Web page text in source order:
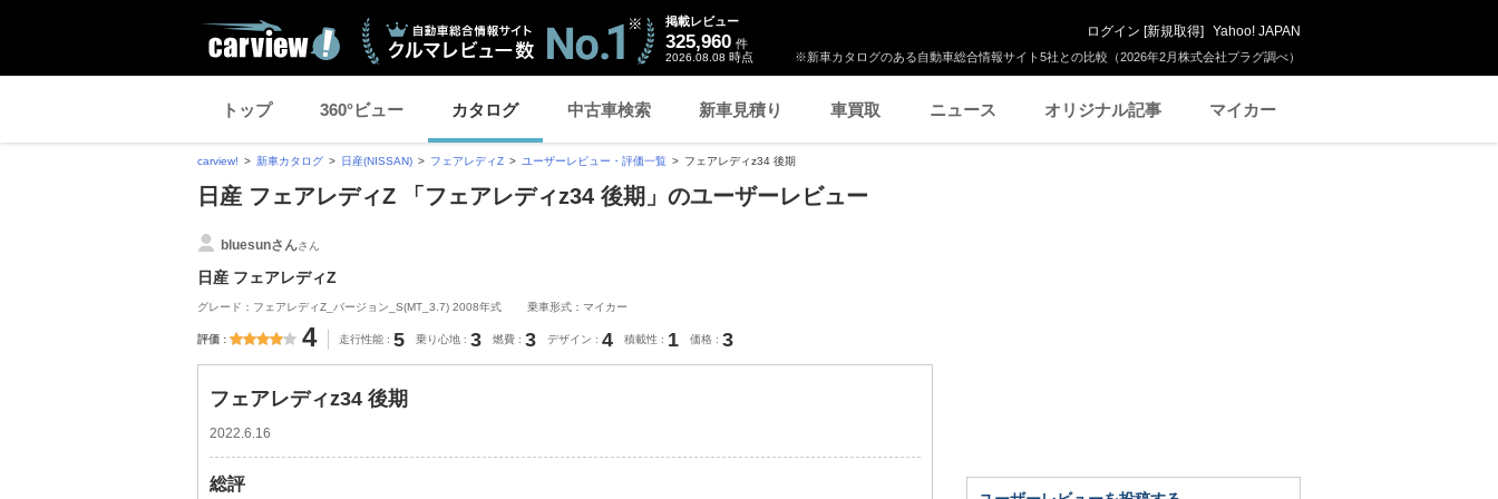
※新車カタログのある自動車総合情報サイト5社との比較（2026年2月株式会社プラグ調べ）
掲載レビュー
325,960 件
2026.08.08 時点
ログイン [新規取得] Yahoo! JAPAN
トップ 360°ビュー カタログ 中古車検索 新車見積り 車買取 ニュース オリジナル記事 マイカー
carview! 新車カタログ 日産(NISSAN) フェアレディZ ユーザーレビュー・評価一覧 フェアレディz34 後期
日産 フェアレディZ 「フェアレディz34 後期」のユーザーレビュー
bluesunさんさん
日産 フェアレディZ
グレード：フェアレディZ_バージョン_S(MT_3.7) 2008年式 乗車形式：マイカー
評価 4 走行性能 5 乗り心地 3 燃費 3 デザイン 4 積載性 1 価格 3
フェアレディz34 後期
2022.6.16
総評